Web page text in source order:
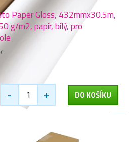
Paper Gloss, 432mmx30.5m,
g/m2, papír, bílý, pro
- + DO KOŠÍKU